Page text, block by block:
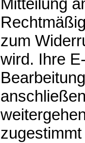
Mitteilung
zum
wird. Ihre